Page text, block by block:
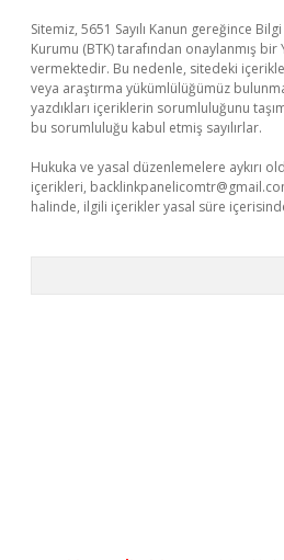
Sitemiz, 5651 Sayılı Kanun gereğince
Kurumu (BTK) tarafından onaylanmış bir
vermektedir. Bu nedenle, sitedeki
veya araştırma yükümlülüğümüz
yazdıkları içeriklerin sorumluluğunu
bu sorumluluğu kabul etmiş sayılırlar.
Hukuka ve yasal düzenlemelere aykırı
içerikleri,
halinde, ilgili içerikler yasal süre